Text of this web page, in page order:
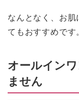
なんとなく、お
てもおすすめです。
オールイン
ません